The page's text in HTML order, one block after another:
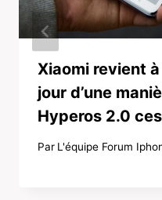
Xiaomi revient
jour d’une
Hyperos 2.0
Par L'équipe Forum